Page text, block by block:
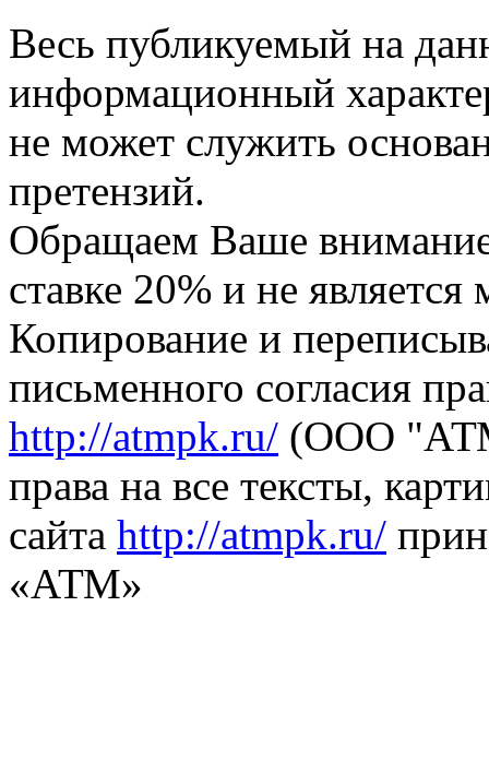
Весь публикуемый на
информационный
не может служить
претензий.
Обращаем Ваше
ставке 20% и не
Копирование и
письменного согласия
http://atmpk.ru/ (ООО
права на все тексты,
сайта http://atmpk.ru/
«АТМ»